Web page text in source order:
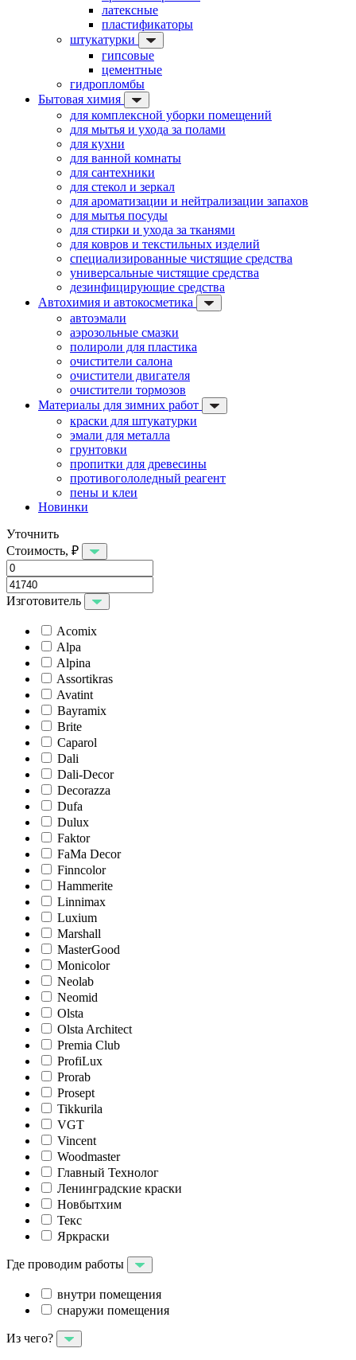
латексные
пластификаторы
штукатурки
гипсовые
цементные
гидропломбы
Бытовая химия
для комплексной уборки помещений
для мытья и ухода за полами
для кухни
для ванной комнаты
для сантехники
для стекол и зеркал
для ароматизации и нейтрализации запахов
для мытья посуды
для стирки и ухода за тканями
для ковров и текстильных изделий
специализированные чистящие средства
универсальные чистящие средства
дезинфицирующие средства
Автохимия и автокосметика
автоэмали
аэрозольные смазки
полироли для пластика
очистители салона
очистители двигателя
очистители тормозов
Материалы для зимних работ
краски для штукатурки
эмали для металла
грунтовки
пропитки для древесины
противогололедный реагент
пены и клеи
Новинки
Уточнить
Стоимость, ₽
Изготовитель
Acomix
Alpa
Alpina
Assortikras
Avatint
Bayramix
Brite
Caparol
Dali
Dali-Decor
Decorazza
Dufa
Dulux
Faktor
FaMa Decor
Finncolor
Hammerite
Linnimax
Luxium
Marshall
MasterGood
Monicolor
Neolab
Neomid
Olsta
Olsta Architect
Premia Club
ProfiLux
Prorab
Prosept
Tikkurila
VGT
Vincent
Woodmaster
Главный Технолог
Ленинградские краски
Новбытхим
Текс
Яркраски
Где проводим работы
внутри помещения
снаружи помещения
Из чего?